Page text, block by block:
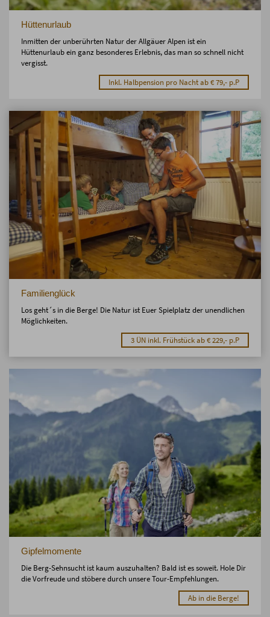
Hüttenurlaub
Inmitten der unberührten Natur der Allgäuer Alpen ist ein
Hüttenurlaub ein ganz besonderes Erlebnis, das man so schnell nicht
vergisst.
Inkl. Halbpension pro Nacht ab € 79,- p.P
Familienglück
Los geht´s in die Berge! Die Natur ist Euer Spielplatz der unendlichen
Möglichkeiten.
3 ÜN inkl. Frühstück ab € 229,- p.P
Gipfelmomente
Die Berg-Sehnsucht ist kaum auszuhalten? Bald ist es soweit. Hole Dir
die Vorfreude und stöbere durch unsere Tour-Empfehlungen.
Ab in die Berge!